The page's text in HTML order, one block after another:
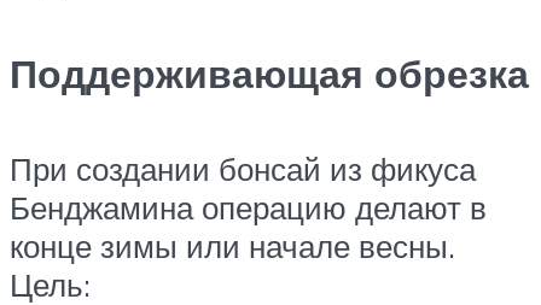
Поддерживающая обрезка
При создании бонсай из фикуса
Бенджамина операцию делают в
конце зимы или начале весны.
Цель: